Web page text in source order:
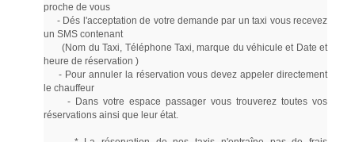
proche de vous
- Dés l'acceptation de votre demande par un taxi vous recevez
un SMS contenant
(Nom du Taxi, Téléphone Taxi, marque du véhicule et Date et
heure de réservation )
- Pour annuler la réservation vous devez appeler directement
le chauffeur
- Dans votre espace passager vous trouverez toutes vos
réservations ainsi que leur état.